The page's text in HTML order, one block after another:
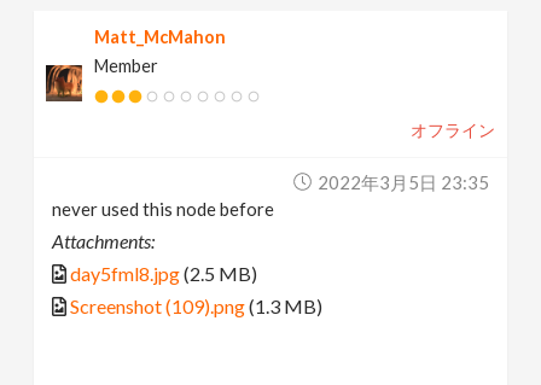
Matt_McMahon
Member
オフライン
2022年3月5日 23:35
never used this node before
Attachments:
day5fml8.jpg(2.5 MB)
Screenshot (109).png(1.3 MB)